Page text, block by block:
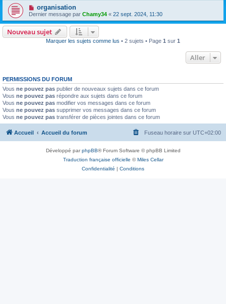
organisation
Dernier message par Chamy34 « 22 sept. 2024, 11:30
Nouveau sujet
Marquer les sujets comme lus • 2 sujets • Page 1 sur 1
Aller
PERMISSIONS DU FORUM
Vous ne pouvez pas publier de nouveaux sujets dans ce forum
Vous ne pouvez pas répondre aux sujets dans ce forum
Vous ne pouvez pas modifier vos messages dans ce forum
Vous ne pouvez pas supprimer vos messages dans ce forum
Vous ne pouvez pas transférer de pièces jointes dans ce forum
Accueil Accueil du forum Fuseau horaire sur UTC+02:00
Développé parphpBB® Forum Software © phpBB Limited
Traduction française officielle ©Miles Cellar
Confidentialité | Conditions